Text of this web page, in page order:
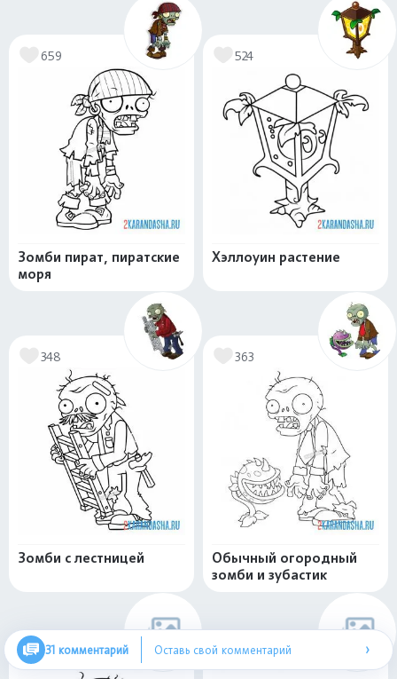
659
Зомби пират, пиратские
моря
524
Хэллоуин растение
348
Зомби с лестницей
363
Обычный огородный
зомби и зубастик
392 476
31 комментарий Оставь свой комментарий ›